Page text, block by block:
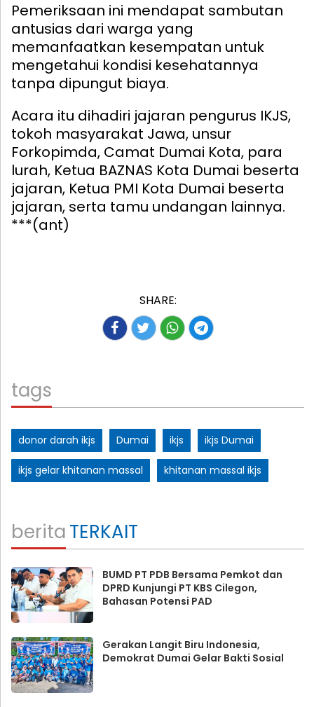
Pemeriksaan ini mendapat sambutan
antusias dari warga yang
memanfaatkan kesempatan untuk
mengetahui kondisi kesehatannya
tanpa dipungut biaya.
Acara itu dihadiri jajaran pengurus IKJS,
tokoh masyarakat Jawa, unsur
Forkopimda, Camat Dumai Kota, para
lurah, Ketua BAZNAS Kota Dumai beserta
jajaran, Ketua PMI Kota Dumai beserta
jajaran, serta tamu undangan lainnya.
***(ant)
SHARE:
tags
donor darah ikjs Dumai ikjs ikjs Dumai
ikjs gelar khitanan massal khitanan massal ikjs
beritaTERKAIT
BUMD PT PDB Bersama Pemkot dan
DPRD Kunjungi PT KBS Cilegon,
Bahasan Potensi PAD
Gerakan Langit Biru Indonesia,
Demokrat Dumai Gelar Bakti Sosial